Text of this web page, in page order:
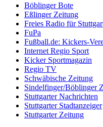
Böblinger Bote
Eßlinger Zeitung
Freies Radio für
FuPa
Fußball.de: Kickers-
Internet Regio Sport
Kicker Sportmagazin
Regio TV
Schwäbische Zeitung
Sindelfinger/Böblinger
Stuttgarter Nachrichten
Stuttgarter Stadtanzeiger
Stuttgarter Zeitung